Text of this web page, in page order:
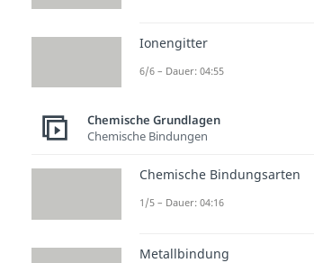
Ionengitter
6/6 – Dauer: 04:55
Chemische Grundlagen
Chemische Bindungen
Chemische Bindungsarten
1/5 – Dauer: 04:16
Metallbindung